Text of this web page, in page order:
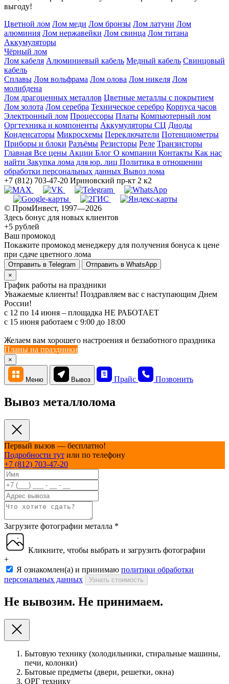
выгоду!
Цветной лом Лом меди Лом бронзы Лом латуни Лом
алюминия Лом нержавейки Лом свинца Лом титана
Аккумуляторы
Чёрный лом
Лом кабеля Алюминиевый кабель Медный кабель Свинцовый
кабель
Сплавы Лом вольфрама Лом олова Лом никеля Лом
молибдена
Лом драгоценных металлов Цветные металлы с покрытием
Лом золота Лом серебра Техническое серебро Корпуса часов
Электронный лом Процессоры Платы Компьютерный лом
Оргтехника и компоненты Аккумуляторы СЦ Диоды
Конденсаторы Микросхемы Переключатели Потенциометры
Приборы и блоки Разъёмы Резисторы Реле Транзисторы
Главная Все цены Акции Блог О компании Контакты Как нас
найти Закупка лома для юр. лиц Политика в отношении
обработки персональных данных Вывоз лома
+7 (812) 703-47-20 Ириновский пр-кт 2 к2
© ПромИнвест, 1997—2026
Здесь бонус для новых клиентов
+5 рублей
Ваш промокод
Покажите промокод менеджеру для получения бонуса к цене
при сдаче цветного лома
Отправить в Telegram
Отправить в WhatsApp
×
График работы на праздники
Уважаемые клиенты! Поздравляем вас с наступающим Днем
России!
с 12 по 14 июня – площадка НЕ РАБОТАЕТ
c 15 июня работаем с 9:00 до 18:00
Желаем вам хорошего настроения и беззаботного праздника
Планы на праздники
×
Меню Вывоз Прайс Позвонить
Вывоз металлолома
Первый вызов — бесплатно!
Подробности тут или по телефону
+7 (812) 703-47-20
Загрузите фотографии металла *
Кликните, чтобы выбрать и загрузить фотографии
+
Я ознакомлен(а) и принимаю политики обработки
персональных данных
Узнать стоимость
Не вывозим. Не принимаем.
Бытовую технику (холодильники, стиральные машины,
печи, колонки)
Бытовые предметы (двери, решетки, окна)
ОРГ технику